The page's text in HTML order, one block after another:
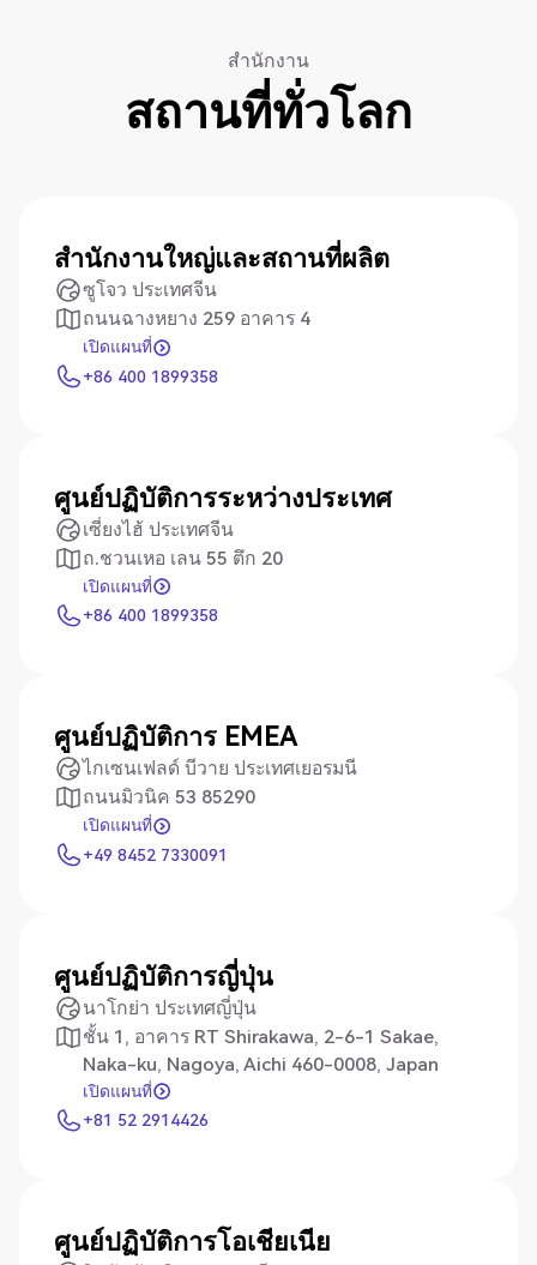
สำนักงาน
สถานที่ทั่วโลก
สำนักงานใหญ่และสถานที่ผลิต
ซูโจว ประเทศจีน
ถนนฉางหยาง 259 อาคาร 4
เปิดแผนที่
เปิดแผนที่
+86 400 1899358
ศูนย์ปฏิบัติการระหว่างประเทศ
เซี่ยงไฮ้ ประเทศจีน
ถ.ชวนเหอ เลน 55 ตึก 20
เปิดแผนที่
เปิดแผนที่
+86 400 1899358
ศูนย์ปฏิบัติการ EMEA
ไกเซนเฟลด์ บีวาย ประเทศเยอรมนี
ถนนมิวนิค 53 85290
เปิดแผนที่
เปิดแผนที่
+49 8452 7330091
ศูนย์ปฏิบัติการญี่ปุ่น
นาโกย่า ประเทศญี่ปุ่น
ชั้น 1, อาคาร RT Shirakawa, 2-6-1 Sakae,
Naka-ku, Nagoya, Aichi 460-0008, Japan
เปิดแผนที่
เปิดแผนที่
+81 52 2914426
ศูนย์ปฏิบัติการโอเชียเนีย